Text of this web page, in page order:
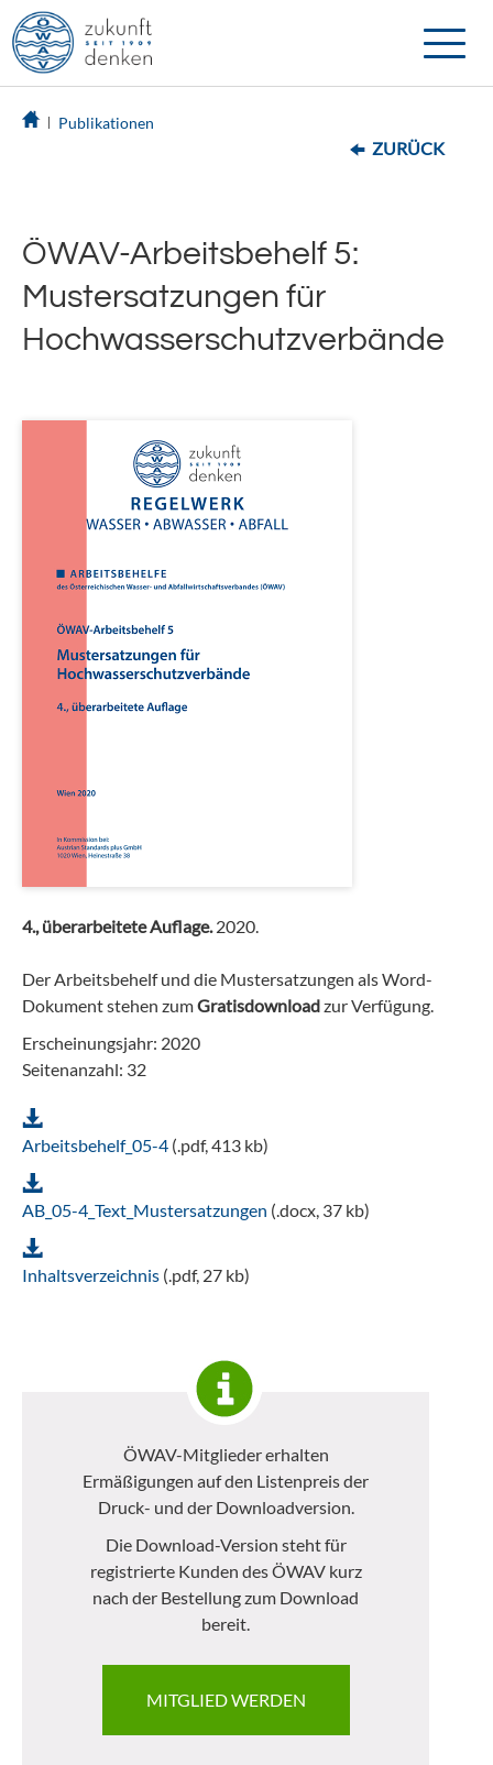
Toggle
Publikationen
ZURÜCK
ÖWAV-Arbeitsbehelf 5:
Mustersatzungen für
Hochwasserschutzverbände
4., überarbeitete Auflage.2020.
Der Arbeitsbehelf und die Mustersatzungen als Word-
Dokument stehen zumGratisdownloadzur Verfügung.
Erscheinungsjahr: 2020
Seitenanzahl: 32
Arbeitsbehelf_05-4 (.pdf, 413 kb)
AB_05-4_Text_Mustersatzungen (.docx, 37 kb)
Inhaltsverzeichnis (.pdf, 27 kb)
ÖWAV-Mitglieder erhalten
Ermäßigungen auf den Listenpreis der
Druck- und der Downloadversion.
Die Download-Version steht für
registrierte Kunden des ÖWAV kurz
nach der Bestellung zum Download
bereit.
MITGLIED WERDEN